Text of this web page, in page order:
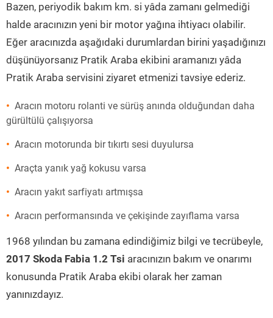
Bazen, periyodik bakım km. si yâda zamanı gelmediği
halde aracınızın yeni bir motor yağına ihtiyacı olabilir.
Eğer aracınızda aşağıdaki durumlardan birini yaşadığınızı
düşünüyorsanız Pratik Araba ekibini aramanızı yâda
Pratik Araba servisini ziyaret etmenizi tavsiye ederiz.
Aracın motoru rolanti ve sürüş anında olduğundan daha
gürültülü çalışıyorsa
Aracın motorunda bir tıkırtı sesi duyulursa
Araçta yanık yağ kokusu varsa
Aracın yakıt sarfiyatı artmışsa
Aracın performansında ve çekişinde zayıflama varsa
1968 yılından bu zamana edindiğimiz bilgi ve tecrübeyle,
2017 Skoda Fabia 1.2 Tsi aracınızın bakım ve onarımı
konusunda Pratik Araba ekibi olarak her zaman
yanınızdayız.